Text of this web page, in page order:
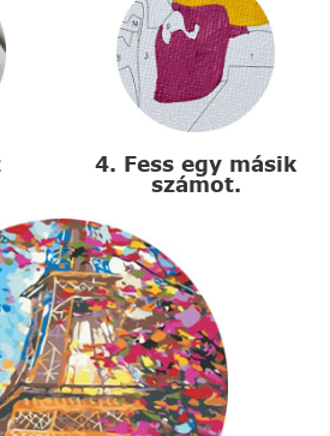
4. Fess egy másik
számot.